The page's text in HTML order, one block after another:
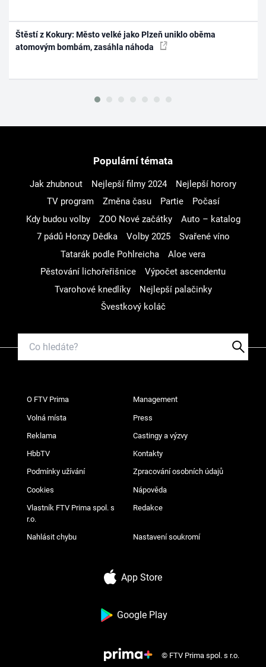
Štěstí z Kokury: Město velké jako Plzeň uniklo oběma
atomovým bombám, zasáhla náhoda
Populární témata
Jak zhubnout Nejlepší filmy 2024
Nejlepší horory
TV program
Změna času Partie
Počasí
Kdy budou volby
ZOO Nové začátky
Auto – katalog
7 pádů Honzy Dědka
Volby 2025
Svařené víno
Tatarák podle Pohlreicha
Aloe vera
Pěstování lichořeřišnice
Výpočet ascendentu
Tvarohové knedlíky
Nejlepší palačinky
Švestkový koláč
O FTV Prima Management
Volná místa Press
Reklama Castingy a výzvy
HbbTV Kontakty
Podmínky užívání Zpracování osobních údajů
Cookies Nápověda
Vlastník FTV Prima spol. s
r.o.
Redakce
Nahlásit chybu Nastavení soukromí
App Store
Google Play
© FTV Prima spol. s r.o.